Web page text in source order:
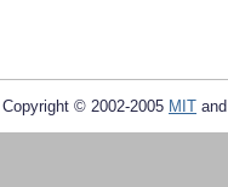
Copyright © 2002-2005 MIT